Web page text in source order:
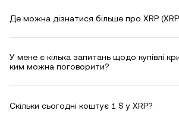
Де можна дізнатися більше про XRP
У мене є кілька запитань щодо купівлі
ким можна поговорити?
Скільки сьогодні коштує 1 $ у XRP?